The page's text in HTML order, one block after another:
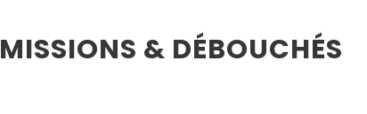
MISSIONS & DÉBOUCHÉS